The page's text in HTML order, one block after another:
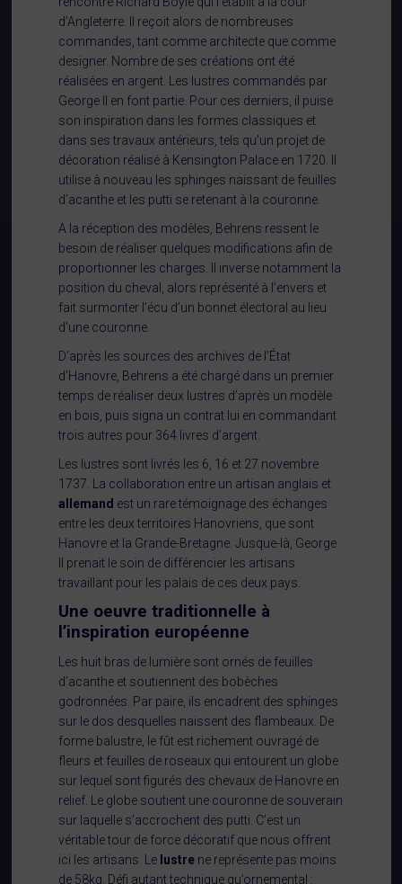
d’Angleterre. Il reçoit alors de nombreuses
commandes, tant comme architecte que comme
designer. Nombre de ses créations ont été
réalisées en argent. Les lustres commandés par
George II en font partie. Pour ces derniers, il puise
son inspiration dans les formes classiques et
dans ses travaux antérieurs, tels qu’un projet de
décoration réalisé à Kensington Palace en 1720. Il
utilise à nouveau les sphinges naissant de feuilles
d’acanthe et les putti se retenant à la couronne.
A la réception des modèles, Behrens ressent le
besoin de réaliser quelques modifications afin de
proportionner les charges. Il inverse notamment la
position du cheval, alors représenté à l’envers et
fait surmonter l’écu d’un bonnet électoral au lieu
d’une couronne.
D’après les sources des archives de l’État
d’Hanovre, Behrens a été chargé dans un premier
temps de réaliser deux lustres d’après un modèle
en bois, puis signa un contrat lui en commandant
trois autres pour 364 livres d’argent.
Les lustres sont livrés les 6, 16 et 27 novembre
1737. La collaboration entre un artisan anglais et
allemand est un rare témoignage des échanges
entre les deux territoires Hanovriens, que sont
Hanovre et la Grande-Bretagne. Jusque-là, George
II prenait le soin de différencier les artisans
travaillant pour les palais de ces deux pays.
Une oeuvre traditionnelle à
l’inspiration européenne
Les huit bras de lumière sont ornés de feuilles
d’acanthe et soutiennent des bobèches
godronnées. Par paire, ils encadrent des sphinges
sur le dos desquelles naissent des flambeaux. De
forme balustre, le fût est richement ouvragé de
fleurs et feuilles de roseaux qui entourent un globe
sur lequel sont figurés des chevaux de Hanovre en
relief. Le globe soutient une couronne de souverain
sur laquelle s’accrochent des putti. C’est un
véritable tour de force décoratif que nous offrent
ici les artisans. Le lustre ne représente pas moins
de 58kg. Défi autant technique qu’ornemental :